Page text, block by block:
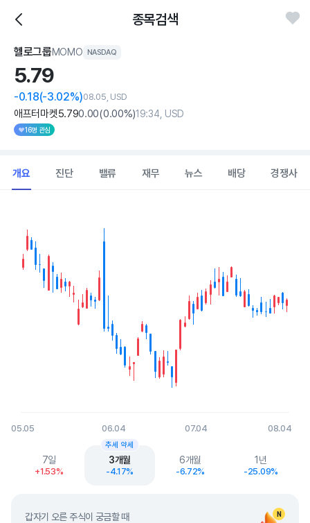
종목검색
헬로그룹MOMO NASDAQ
5.79
-0.18(-3.02%)08.05, USD
애프터마켓5.790.00(0.00%)19:34, USD
16명 관심
개요 진단 밸류 재무 뉴스 배당 경쟁사
View as data table, Chart
The chart has 1 X axis displaying Time. Data ranges from
The chart has 1 Y axis displaying values. Data ranges from 5.32
05.05 06.04 07.04 08.04
End of interactive chart.
7일
+1.53%
3개월
-4.17%
추세 약세
6개월
-6.72%
1년
-25.09%
N
갑자기 오른 주식이 궁금할 때